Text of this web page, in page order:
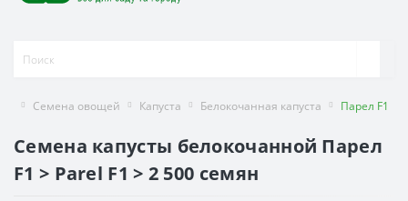
Семена овощей Капуста Белокочанная капуста Парел F1
Семена капусты белокочанной Парел
F1 > Parel F1 > 2 500 семян